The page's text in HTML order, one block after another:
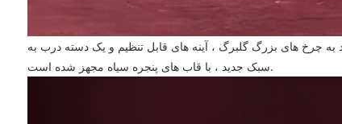
نشان می دهد ، با طول مورد انتظار نزدیک به 5 متر و یک پایه چرخ بیش از 3 متر. این ماشین جدید به چرخ های بزرگ گلبرگ ، آینه های قابل تنظیم و یک دسته درب به
سبک جدید ، با قاب های پنجره سیاه مجهز شده است.